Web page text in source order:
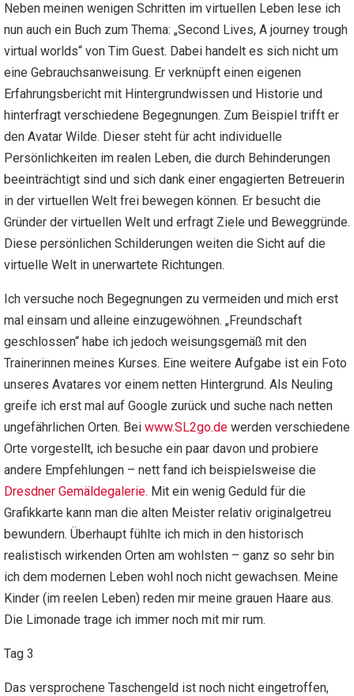
Neben meinen wenigen Schritten im virtuellen Leben lese ich
nun auch ein Buch zum Thema: „Second Lives, A journey trough
virtual worlds“ von Tim Guest. Dabei handelt es sich nicht um
eine Gebrauchsanweisung. Er verknüpft einen eigenen
Erfahrungsbericht mit Hintergrundwissen und Historie und
hinterfragt verschiedene Begegnungen. Zum Beispiel trifft er
den Avatar Wilde. Dieser steht für acht individuelle
Persönlichkeiten im realen Leben, die durch Behinderungen
beeinträchtigt sind und sich dank einer engagierten Betreuerin
in der virtuellen Welt frei bewegen können. Er besucht die
Gründer der virtuellen Welt und erfragt Ziele und Beweggründe.
Diese persönlichen Schilderungen weiten die Sicht auf die
virtuelle Welt in unerwartete Richtungen.
Ich versuche noch Begegnungen zu vermeiden und mich erst
mal einsam und alleine einzugewöhnen. „Freundschaft
geschlossen“ habe ich jedoch weisungsgemäß mit den
Trainerinnen meines Kurses. Eine weitere Aufgabe ist ein Foto
unseres Avatares vor einem netten Hintergrund. Als Neuling
greife ich erst mal auf Google zurück und suche nach netten
ungefährlichen Orten. Bei www.SL2go.de werden verschiedene
Orte vorgestellt, ich besuche ein paar davon und probiere
andere Empfehlungen – nett fand ich beispielsweise die
Dresdner Gemäldegalerie. Mit ein wenig Geduld für die
Grafikkarte kann man die alten Meister relativ originalgetreu
bewundern. Überhaupt fühlte ich mich in den historisch
realistisch wirkenden Orten am wohlsten – ganz so sehr bin
ich dem modernen Leben wohl noch nicht gewachsen. Meine
Kinder (im reelen Leben) reden mir meine grauen Haare aus.
Die Limonade trage ich immer noch mit mir rum.
Tag 3
Das versprochene Taschengeld ist noch nicht eingetroffen,